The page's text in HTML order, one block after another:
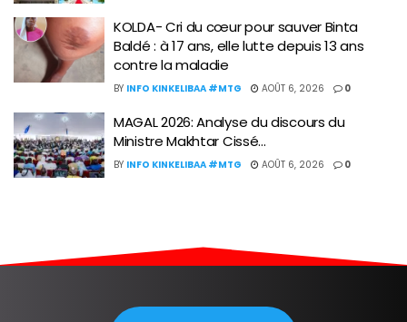
KOLDA- Cri du cœur pour sauver Binta
Baldé : à 17 ans, elle lutte depuis 13 ans
contre la maladie
BY INFO KINKELIBAA #MTG AOÛT 6, 2026 0
MAGAL 2026: Analyse du discours du
Ministre Makhtar Cissé…
BY INFO KINKELIBAA #MTG AOÛT 6, 2026 0